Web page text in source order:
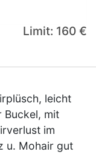
Limit: 160 €
leicht
Buckel, mit
im
u. Mohair gut